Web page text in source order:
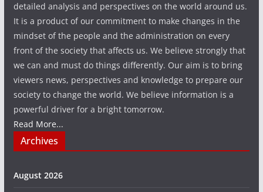
detailed analysis and perspectives on the world around us.
It is a product of our commitment to make changes in the
mindset of the people and the administration on every
front of the society that affects us. We believe strongly that
we can and must do things differently. Our aim is to bring
viewers news, perspectives and knowledge to prepare our
society to change the world. We believe information is a
powerful driver for a bright tomorrow.
Read More...
Archives
August 2026